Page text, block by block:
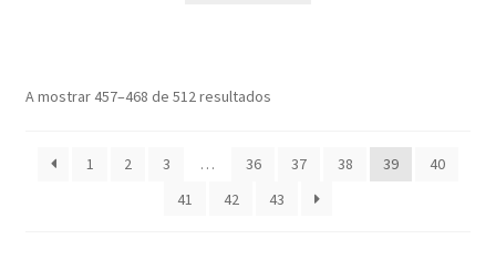
A mostrar 457–468 de 512 resultados
1 2 3 … 36 37 38 39
40
41
42 43